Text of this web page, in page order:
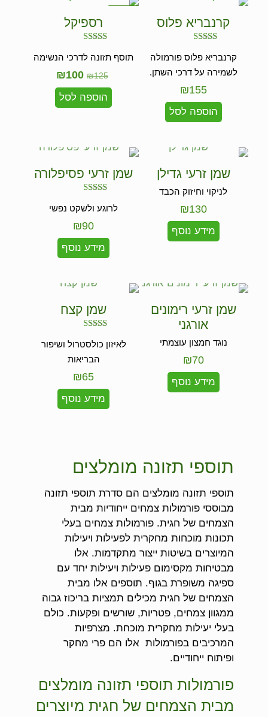
תוספי תזונה מומלצים
תוספי תזונה מומלצים הם סדרת תוספי תזונה
מבוססי פורמולות צמחים ייחודיות מבית
הצמחים של חגית. פורמולות צמחים בעלי
תכונות מוכחות מחקרית לפעילות ויעילות
המיוצרים בשיטות ייצור מתקדמות. אלו
מבטיחות מקסימום פעילות ויעילות יחד עם
ספיגה משופרת בגוף. תוספים אלו מבית
הצמחים של חגית מכילים תמציות בריכוז גבוה
ממגוון צמחים, פטריות, שורשים ופקעות. כולם
בעלי יעילות מחקרית מוכחת. מצרפיות
המרכיבים בפורמולות אלו הם פרי מחקר
ופיתוח ייחודיים.
פורמולות תוספי תזונה מומלצים
מבית הצמחים של חגית מיוצרים
קרנבריא פלוס
5.00
מתוך 5
קרנבריא פלוס פורמולה
לשמירה על דרכי השתן.
₪155
הוספה לסל
רספיקל
5.00
תוסף תזונה לדרכי הנשימה
₪125
₪100
הוספה לסל
שמן זרעי גדילן
לניקוי וחיזוק הכבד
₪130
מידע נוסף
שמן זרעי פסיפלורה
5.00
לרוגע ולשקט נפשי
₪90
מידע נוסף
שמן זרעי רימונים
אורגני
נוגד חמצון עוצמתי
₪70
מידע נוסף
שמן קצח
5.00
לאיזון כולסטרול ושיפור
הבריאות
₪65
מידע נוסף